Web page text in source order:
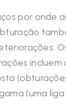
por onde
incluem
(uma